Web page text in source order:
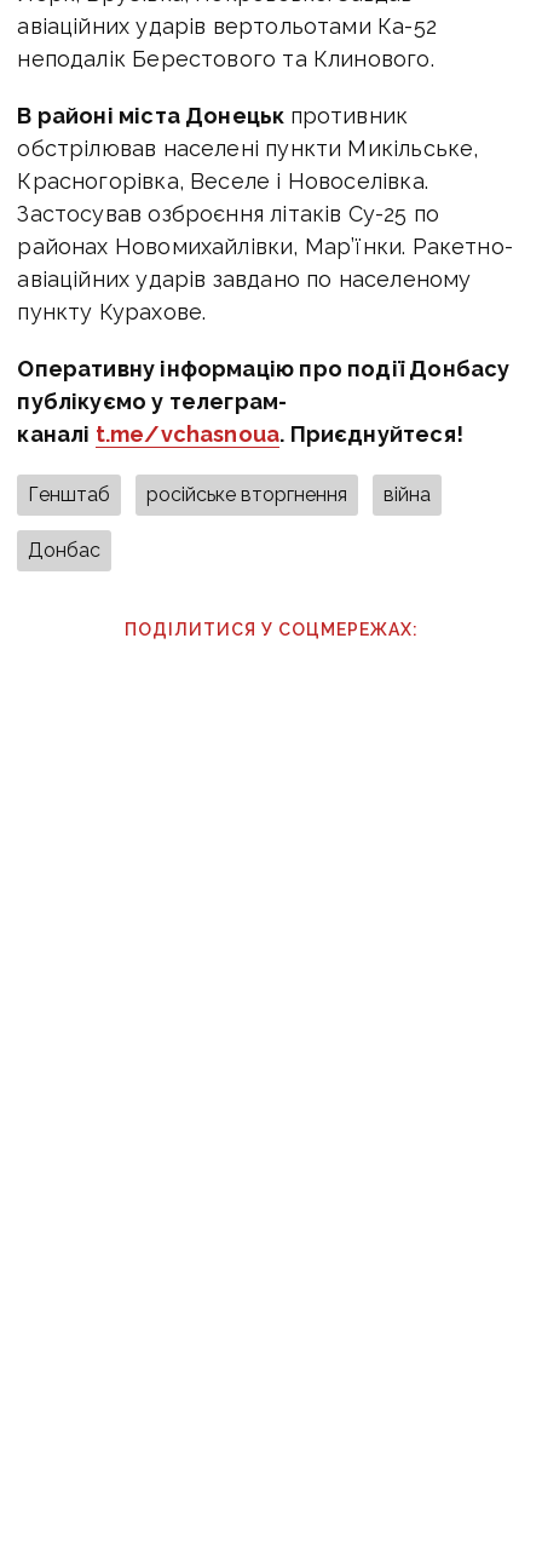
авіаційних ударів вертольотами Ка-52
неподалік Берестового та Клинового.
В районі міста Донецьк противник
обстрілював населені пункти Микільське,
Красногорівка, Веселе і Новоселівка.
Застосував озброєння літаків Су-25 по
районах Новомихайлівки, Мар’їнки. Ракетно-
авіаційних ударів завдано по населеному
пункту Курахове.
Оперативну інформацію про події Донбасу
публікуємо у телеграм-
каналі t.me/vchasnoua. Приєднуйтеся!
Генштаб російське вторгнення війна
Донбас
ПОДІЛИТИСЯ У СОЦМЕРЕЖАХ: